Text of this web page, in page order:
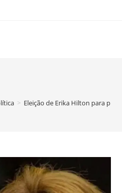
> Eleição de Erika Hilton para